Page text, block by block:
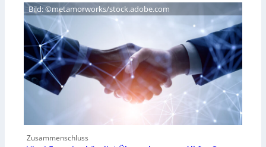
Bild: ©metamorworks/stock.adobe.com
Zusammenschluss